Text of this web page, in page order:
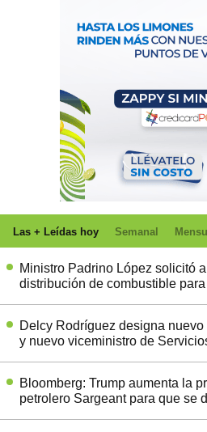
Las + Leídas hoy Semanal
Ministro Padrino López solicitó
distribución de combustible
Delcy Rodríguez designa
y nuevo viceministro de
Bloomberg: Trump aumenta la
petrolero Sargeant para que se